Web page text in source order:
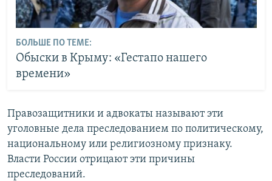
БОЛЬШЕ ПО ТЕМЕ:
Обыски в Крыму: «Гестапо нашего
времени»
Правозащитники и адвокаты называют эти
уголовные дела преследованием по политическому,
национальному или религиозному признаку.
Власти России отрицают эти причины
преследований.